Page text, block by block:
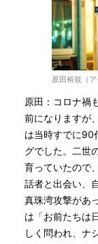
原田裕規（
原田：コロナ禍
前になりますが
は当時すでに90
グでした。二世
育っていたので
話者と出会い、
真珠湾攻撃があ
は「お前たちは
しく問われ、ナ